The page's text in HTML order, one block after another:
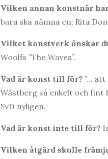
Vilken annan konstnär
bara ska nämna en; Rita
Vilket konstverk önskar
Woolfs ”The Waves”.
Vad är konst till för? ”…
Wästberg så enkelt och
SvD nyligen.
Vad är konst inte till för?
Vilken åtgärd skulle